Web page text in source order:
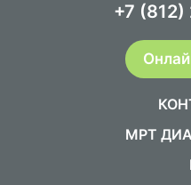
МРТ
+7